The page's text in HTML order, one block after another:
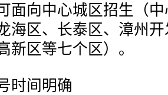
面向中心城区招生（
海区、长泰区、漳州
新区等七个区）。
间明确